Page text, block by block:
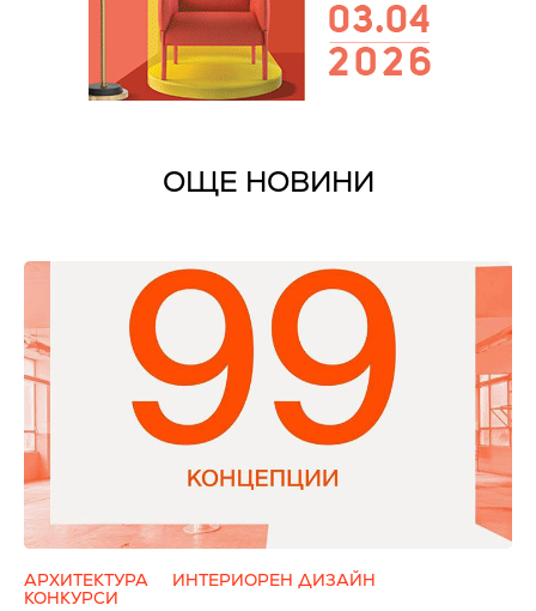
ОЩЕ НОВИНИ
АРХИТЕКТУРА
ИНТЕРИОРЕН ДИЗАЙН
КОНКУРСИ